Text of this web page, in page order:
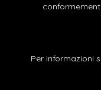
Per informazioni